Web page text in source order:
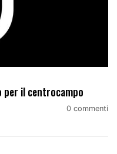
per il centrocampo
0 commenti